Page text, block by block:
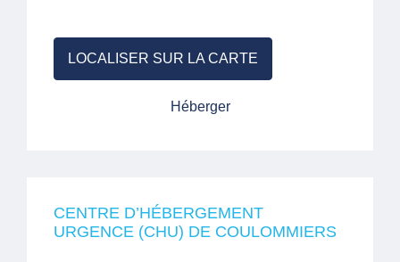
LOCALISER SUR LA CARTE
Héberger
CENTRE D’HÉBERGEMENT
URGENCE (CHU) DE COULOMMIERS